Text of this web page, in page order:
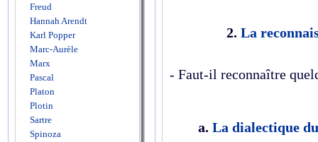
Freud
Hannah Arendt
Karl Popper
Marc-Aurèle
Marx
Pascal
Platon
Plotin
Sartre
Spinoza
2. La
- Faut-il reconnaître
a. La dialectique